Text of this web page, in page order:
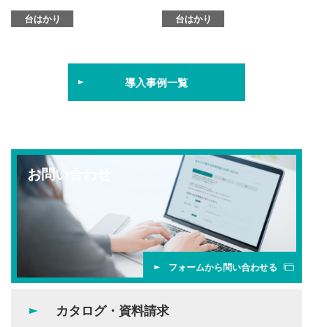
台はかり 台はかり
導入事例一覧
お問い合わせ
フォームから問い合わせる
カタログ・資料請求